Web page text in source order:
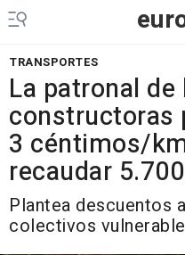
TRANSPORTES
La patronal
constructoras
3 céntimos/
recaudar
Plantea descuentos
colectivos